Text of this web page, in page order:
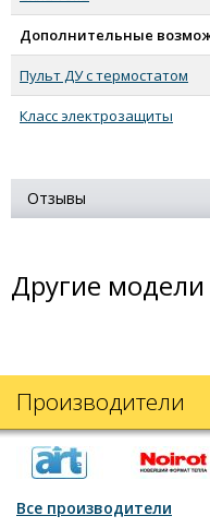
Дополнительные
Пульт ДУ с термостатом
Класс электрозащиты
Отзывы
Другие модели
Производители
Все производители